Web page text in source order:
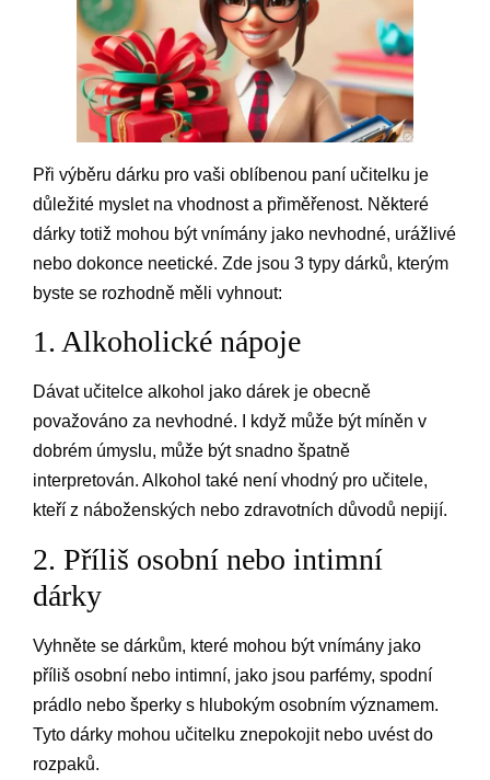
Při výběru dárku pro vaši oblíbenou paní učitelku je
důležité myslet na vhodnost a přiměřenost. Některé
dárky totiž mohou být vnímány jako nevhodné, urážlivé
nebo dokonce neetické. Zde jsou 3 typy dárků, kterým
byste se rozhodně měli vyhnout:
1. Alkoholické nápoje
Dávat učitelce alkohol jako dárek je obecně
považováno za nevhodné. I když může být míněn v
dobrém úmyslu, může být snadno špatně
interpretován. Alkohol také není vhodný pro učitele,
kteří z náboženských nebo zdravotních důvodů nepijí.
2. Příliš osobní nebo intimní
dárky
Vyhněte se dárkům, které mohou být vnímány jako
příliš osobní nebo intimní, jako jsou parfémy, spodní
prádlo nebo šperky s hlubokým osobním významem.
Tyto dárky mohou učitelku znepokojit nebo uvést do
rozpaků.